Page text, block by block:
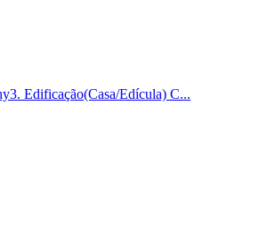
Edificação(Casa/Edícula) C...